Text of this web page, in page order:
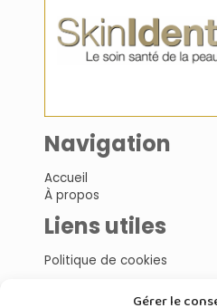
Gérer le
Navigation
Accueil
À propos
Liens utiles
Politique de cookies